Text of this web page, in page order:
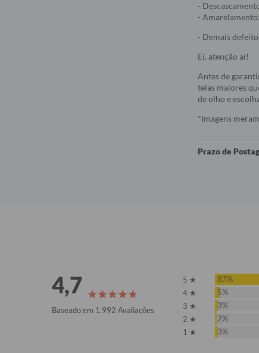
-
-
- Demais
Ei, atenção aí!
Antes de
telas maiores
de olho e
*Imagens
Prazo de
4,7
Baseado em 1.992 Avaliações
5 ★ 87%
4 ★
5%
3 ★
3%
2 ★
2%
1 ★
3%